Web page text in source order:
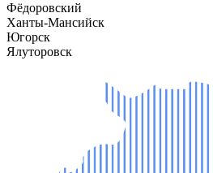
Фёдоровский
Ханты-Мансийск
Югорск
Ялуторовск